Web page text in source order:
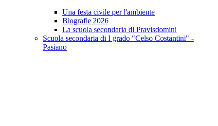
Una festa civile per l'ambiente
Biografie 2026
La scuola secondaria di Pravisdomini
Scuola secondaria di I grado "Celso Costantini" -
Pasiano